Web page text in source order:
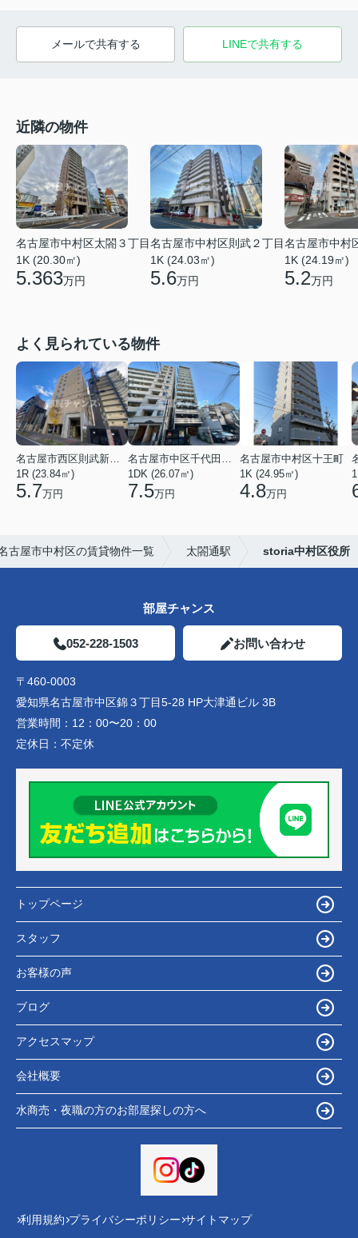
メールで共有する LINEで共有する
近隣の物件
名古屋市中村区太閤３丁目
1K (20.30㎡)
5.363万円
名古屋市中村区則武２丁目
1K (24.03㎡)
5.6万円
名古屋市中村
1K (24.19㎡)
5.2万円
よく見られている物件
名古屋市西区則武新町３丁目
1R (23.84㎡)
5.7万円
名古屋市中区千代田４丁目
1DK (26.07㎡)
7.5万円
名古屋市中村区十王町
1K (24.95㎡)
4.8万円
古屋市中村区の賃貸物件一覧 太閤通駅 storia中村区役所
部屋チャンス
052-228-1503 お問い合わせ
〒460-0003
愛知県名古屋市中区錦３丁目5-28 HP大津通ビル 3B
営業時間： 12：00〜20：00
定休日： 不定休
トップページ
スタッフ
お客様の声
ブログ
アクセスマップ
会社概要
水商売・夜職の方のお部屋探しの方へ
利用規約 プライバシーポリシー サイトマップ